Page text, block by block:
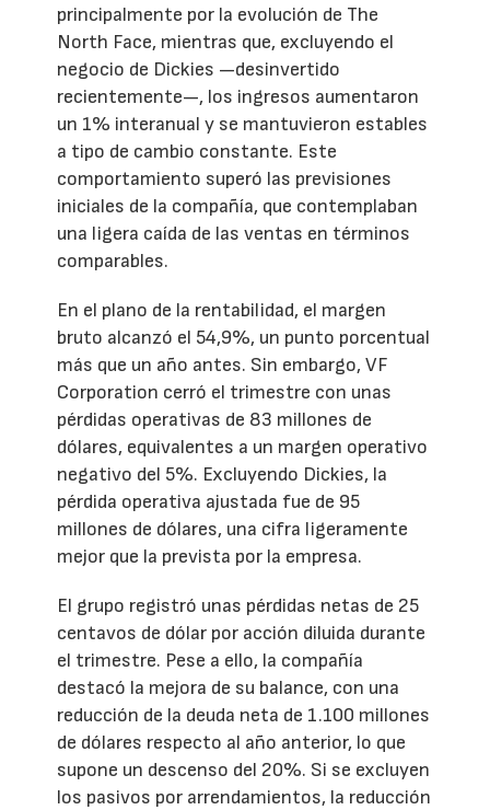
principalmente por la evolución de The
North Face, mientras que, excluyendo el
negocio de Dickies —desinvertido
recientemente—, los ingresos aumentaron
un 1% interanual y se mantuvieron estables
a tipo de cambio constante. Este
comportamiento superó las previsiones
iniciales de la compañía, que contemplaban
una ligera caída de las ventas en términos
comparables.
En el plano de la rentabilidad, el margen
bruto alcanzó el 54,9%, un punto porcentual
más que un año antes. Sin embargo, VF
Corporation cerró el trimestre con unas
pérdidas operativas de 83 millones de
dólares, equivalentes a un margen operativo
negativo del 5%. Excluyendo Dickies, la
pérdida operativa ajustada fue de 95
millones de dólares, una cifra ligeramente
mejor que la prevista por la empresa.
El grupo registró unas pérdidas netas de 25
centavos de dólar por acción diluida durante
el trimestre. Pese a ello, la compañía
destacó la mejora de su balance, con una
reducción de la deuda neta de 1.100 millones
de dólares respecto al año anterior, lo que
supone un descenso del 20%. Si se excluyen
los pasivos por arrendamientos, la reducción